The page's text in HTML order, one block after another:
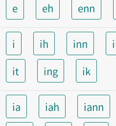
e eh enn
i ih inn
it
ing ik
ia iah iann